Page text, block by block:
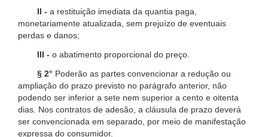
II - a restituição imediata da quantia paga,
monetariamente atualizada, sem prejuízo de eventuais
perdas e danos;
III - o abatimento proporcional do preço.
§ 2° Poderão as partes convencionar a redução ou
ampliação do prazo previsto no parágrafo anterior, não
podendo ser inferior a sete nem superior a cento e oitenta
dias. Nos contratos de adesão, a cláusula de prazo deverá
ser convencionada em separado, por meio de manifestação
expressa do consumidor.